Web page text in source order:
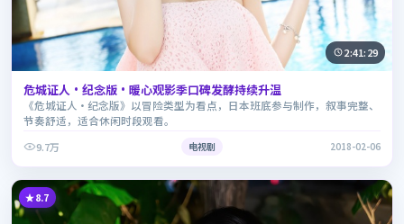
2:41:29
危城证人·纪念版·暖心观影季口碑发酵持续升温
《危城证人·纪念版》以冒险类型为看点，日本班底参与制作，叙事完整、
节奏舒适，适合休闲时段观看。
9.7万
电视剧 2018-02-06
8.7